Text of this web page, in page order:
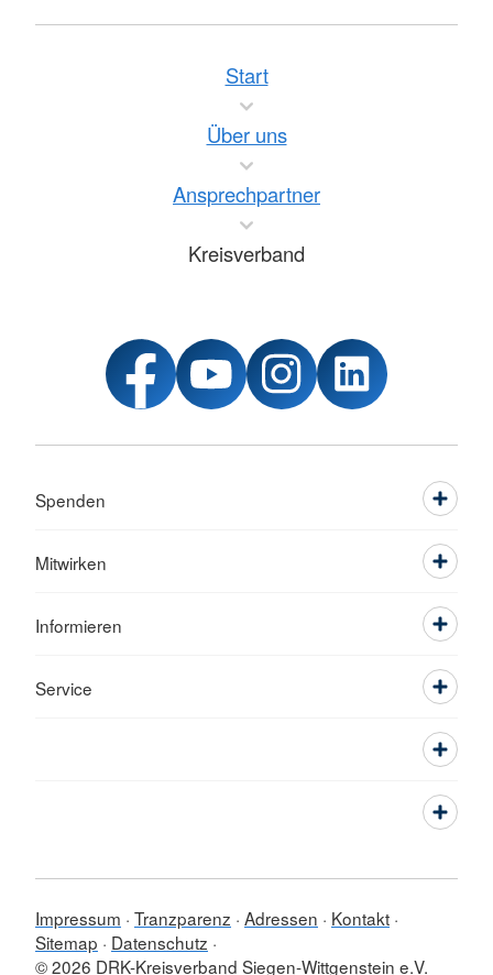
Start
Über uns
Ansprechpartner
Kreisverband
Spenden
Mitwirken
Informieren
Service
Impressum Tranzparenz Adressen
Kontakt
Sitemap
Datenschutz
© 2026 DRK-Kreisverband Siegen-Wittgenstein e.V.